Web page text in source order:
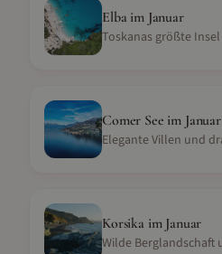
Elba im Januar
Comer See im Januar
Korsika im Januar